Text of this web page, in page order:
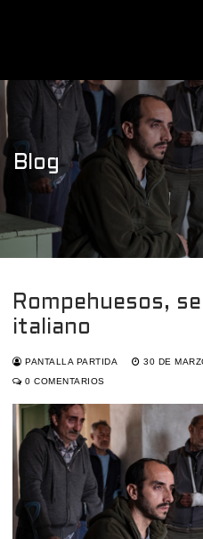
Blog
Rompehuesos,
italiano
PANTALLA PARTIDA 30 DE
0 COMENTARIOS